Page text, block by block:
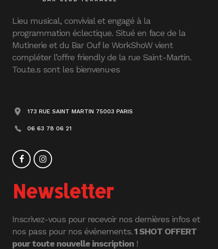
Lieu musical, convivial et engagé à la
programmation éclectique. Situé en face de la
Mutinerie et du Bar Ouf le WorkShoW vient
compléter l’offre friendly de la rue Saint-Martin.
Tou.te.s sont les bienvenu·es
173 RUE SAINT MARTIN 75003 PARIS
06 63 78 06 21
Newsletter
Inscrivez-vous pour recevoir nos dernières infos et
nos pass pour nos événements.1 SHOT OFFERT
pour toute nouvelle inscription !